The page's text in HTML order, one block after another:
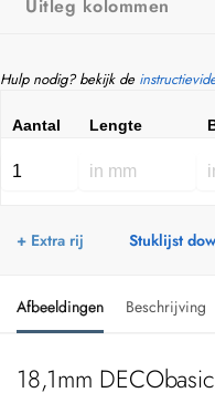
Uitleg kolommen
Hulp nodig? bekijk de
Aantal Lengte
+ Extra rij Stuklijst
Afbeeldingen Beschrijving
18,1mm